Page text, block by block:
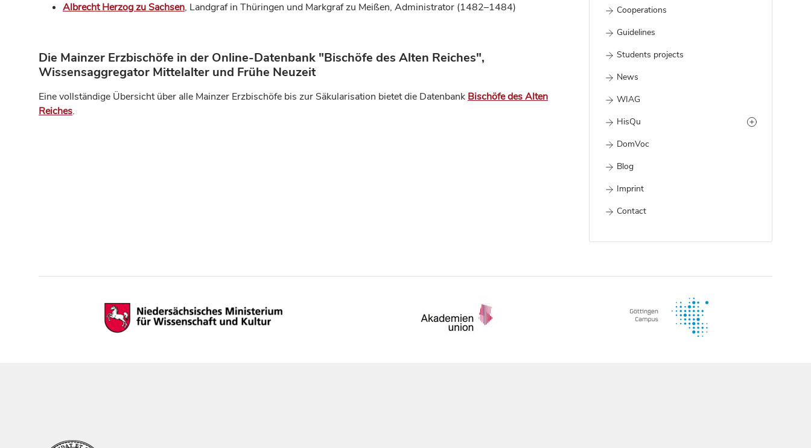
Cooperations
Guidelines
Students projects
News
WIAG
HisQu
DomVoc
Blog
Imprint
Contact
Albrecht Herzog zu Sachsen, Landgraf in Thüringen und Markgraf zu Meißen, Administrator (1482–1484)
Die Mainzer Erzbischöfe in der Online-Datenbank "Bischöfe des Alten Reiches",
Wissensaggregator Mittelalter und Frühe Neuzeit
Eine vollständige Übersicht über alle Mainzer Erzbischöfe bis zur Säkularisation bietet die Datenbank Bischöfe des Alten
Reiches.